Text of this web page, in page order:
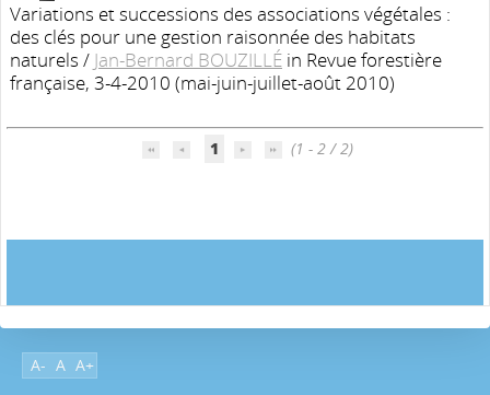
Variations et successions des associations végétales :
des clés pour une gestion raisonnée des habitats
naturels / Jan-Bernard BOUZILLÉ in Revue forestière
française, 3-4-2010 (mai-juin-juillet-août 2010)
1 (1 - 2 / 2)
A- A A+